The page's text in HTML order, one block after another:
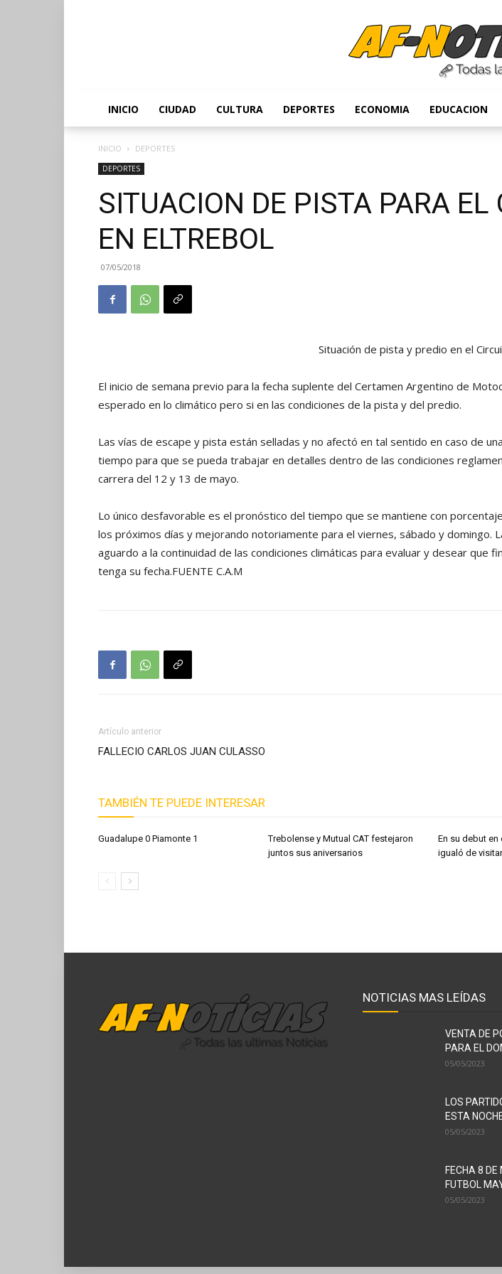
INICIO CIUDAD CULTURA DEPORTES ECONOMIA EDUCACION
INICIO DEPORTES
DEPORTES
SITUACION DE PISTA PARA EL
EN ELTREBOL
07/05/2018
Situación de pista y predio en el
El inicio de semana previo para la fecha suplente del Certamen Argentino de
esperado en lo climático pero si en las condiciones de la pista y del predio.
Las vías de escape y pista están selladas y no afectó en tal sentido en caso de
tiempo para que se pueda trabajar en detalles dentro de las condiciones
carrera del 12 y 13 de mayo.
Lo único desfavorable es el pronóstico del tiempo que se mantiene con
los próximos días y mejorando notoriamente para el viernes, sábado y domingo.
aguardo a la continuidad de las condiciones climáticas para evaluar y desear que
tenga su fecha.FUENTE C.A.M
Artículo anterior
FALLECIO CARLOS JUAN CULASSO
TAMBIÉN TE PUEDE INTERESAR
Guadalupe 0 Piamonte 1
Trebolense y Mutual CAT festejaron
juntos sus aniversarios
En su debut en
igualó de
NOTICIAS MAS LEÍDAS
VENTA DE
PARA EL
05/05/2023
LOS
ESTA
05/05/2023
FECHA 8 DE
FUTBOL
05/05/2023